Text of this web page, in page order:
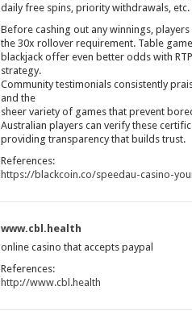
daily free spins, priority withdrawals, etc.
Before cashing out any winnings, players
the 30x rollover requirement. Table
blackjack offer even better odds with
strategy.
Community testimonials consistently
and the
sheer variety of games that prevent
Australian players can verify these
providing transparency that builds trust.
References:
https://blackcoin.co/speedau-casino-
www.cbl.health
online casino that accepts paypal
References:
http://www.cbl.health